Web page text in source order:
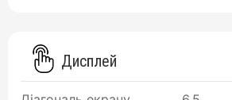
Дисплей